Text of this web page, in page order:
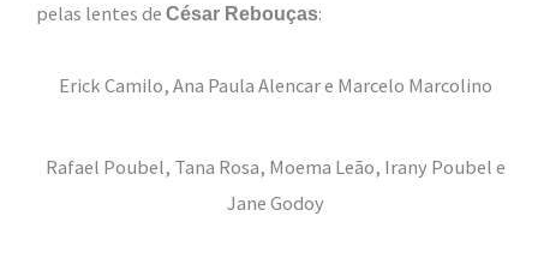
pelas lentes de César Rebouças:
Erick Camilo, Ana Paula Alencar e Marcelo Marcolino
Rafael Poubel, Tana Rosa, Moema Leão, Irany Poubel e
Jane Godoy